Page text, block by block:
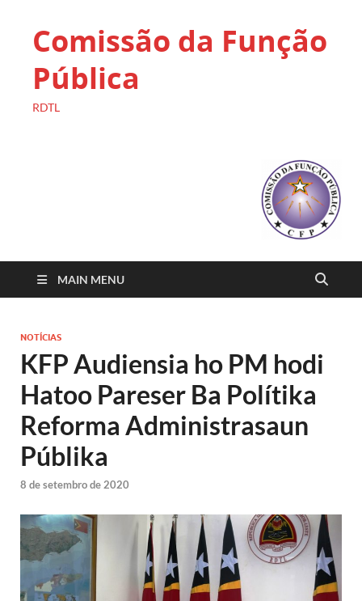
Comissão da Função
Pública
RDTL
MAIN MENU
NOTÍCIAS
KFP Audiensia ho PM hodi
Hatoo Pareser Ba Polítika
Reforma Administrasaun
Públika
8 de setembro de 2020